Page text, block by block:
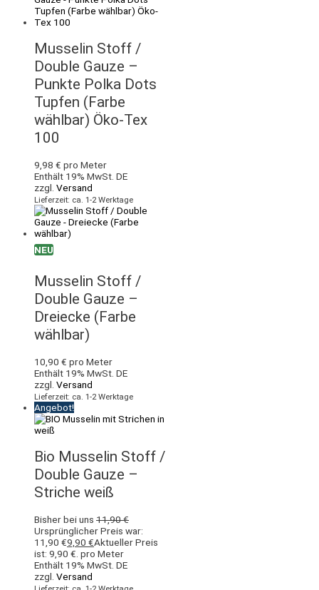
Musselin Stoff /
Double Gauze –
Punkte Polka Dots
Tupfen (Farbe
wählbar) Öko-Tex
100
9,98 € pro Meter
Enthält 19% MwSt. DE
zzgl. Versand
Lieferzeit: ca. 1-2 Werktage
NEU
Musselin Stoff /
Double Gauze –
Dreiecke (Farbe
wählbar)
10,90 € pro Meter
Enthält 19% MwSt. DE
zzgl. Versand
Lieferzeit: ca. 1-2 Werktage
Angebot!
Bio Musselin Stoff /
Double Gauze –
Striche weiß
Bisher bei uns 11,90€
Ursprünglicher Preis war:
11,90 €9,90 €Aktueller Preis
ist: 9,90 €. pro Meter
Enthält 19% MwSt. DE
zzgl. Versand